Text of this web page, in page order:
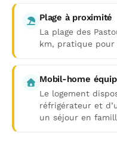
Plage à proximité
La plage des
km, pratique pour
Mobil-home
Le logement
réfrigérateur et
un séjour en